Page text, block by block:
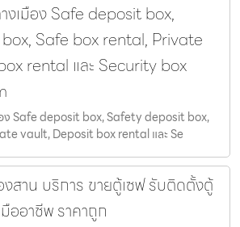
งเมือง Safe deposit box,
Safe box rental, Private
rental และ Security box
ง Safe deposit box, Safety deposit box,
vault, Deposit box rental และ Se
งสาน บริการ ขายตู้เซฟ รับติดตั้งตู้
ออาชีพ ราคาถูก